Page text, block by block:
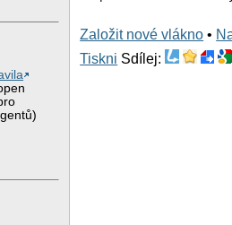
Založit nové vlákno •
Tiskni Sdílej: